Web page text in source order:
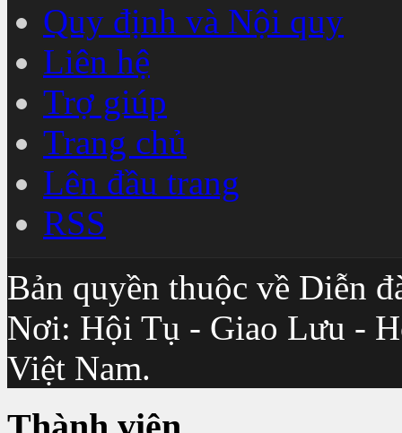
Quy định và Nội quy
Liên hệ
Trợ giúp
Trang chủ
Lên đầu trang
RSS
Bản quyền thuộc về Diễn
Nơi: Hội Tụ - Giao Lưu -
Việt Nam.